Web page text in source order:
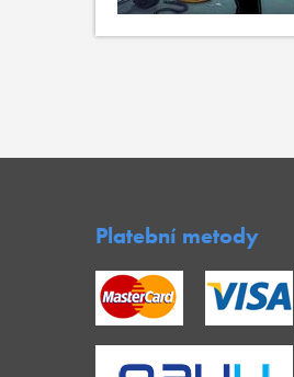
Platební metody